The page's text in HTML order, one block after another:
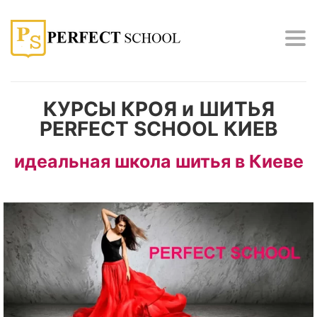
КУРСЫ КРОЯ и ШИТЬЯ
PERFECT SCHOOL КИЕВ
идеальная школа шитья в Киеве